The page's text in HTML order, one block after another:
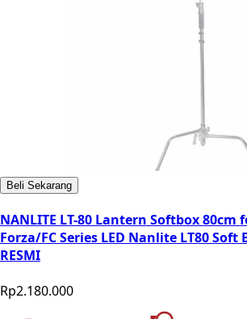
Beli Sekarang
NANLITE LT-80 Lantern Softbox 80cm
Forza/FC Series LED Nanlite LT80 Soft
RESMI
Rp2.180.000